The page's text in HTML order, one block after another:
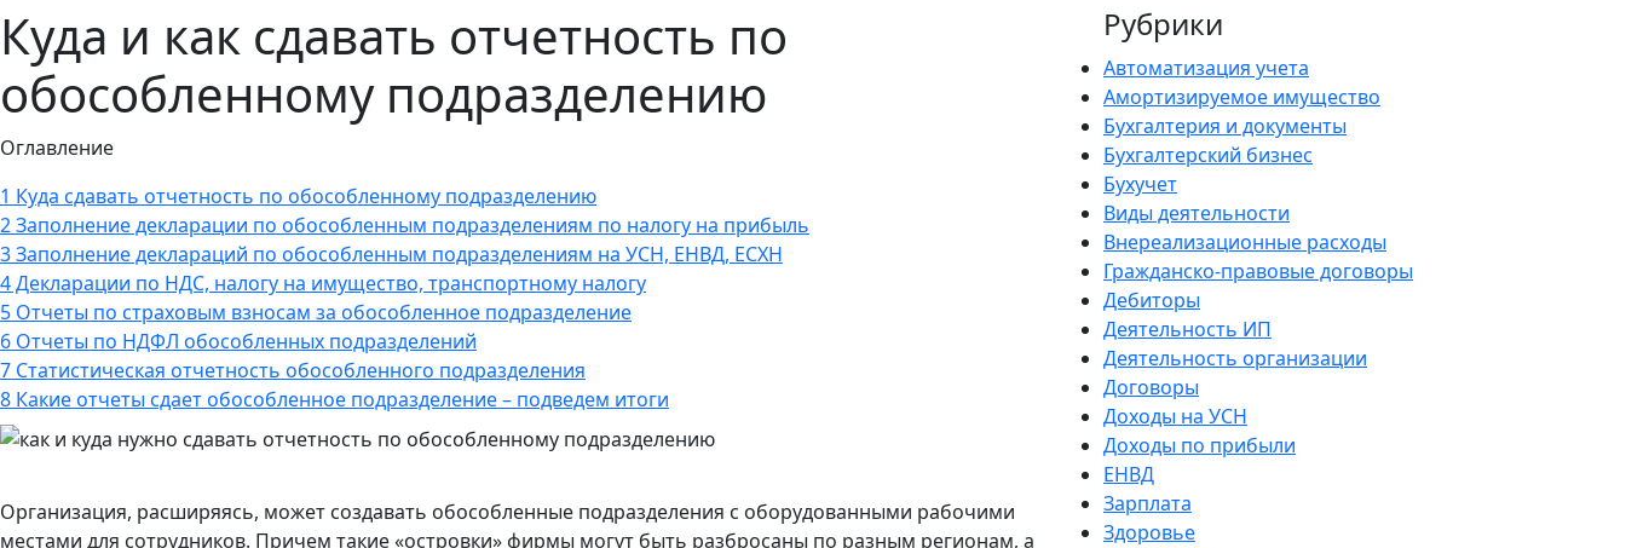
Куда и как сдавать отчетность по
обособленному подразделению
Оглавление
1 Куда сдавать отчетность по обособленному подразделению
2Заполнение декларации по обособленным подразделениям по налогу на прибыль
3Заполнение деклараций по обособленным подразделениям на УСН, ЕНВД, ЕСХН
4Декларации по НДС, налогу на имущество, транспортному налогу
5 Отчеты по страховым взносам за обособленное подразделение
6 Отчеты по НДФЛ обособленных подразделений
7 Статистическая отчетность обособленного подразделения
8 Какие отчеты сдает обособленное подразделение – подведем итоги
Организация, расширяясь, может создавать обособленные подразделения с оборудованными рабочими
местами для сотрудников. Причем такие «островки» фирмы могут быть разбросаны по разным регионам, а
Рубрики
Автоматизация учета
Амортизируемое имущество
Бухгалтерия и документы
Бухгалтерский бизнес
Бухучет
Виды деятельности
Внереализационные расходы
Гражданско-правовые договоры
Дебиторы
Деятельность ИП
Деятельность организации
Договоры
Доходы на УСН
Доходы по прибыли
ЕНВД
Зарплата
Здоровье